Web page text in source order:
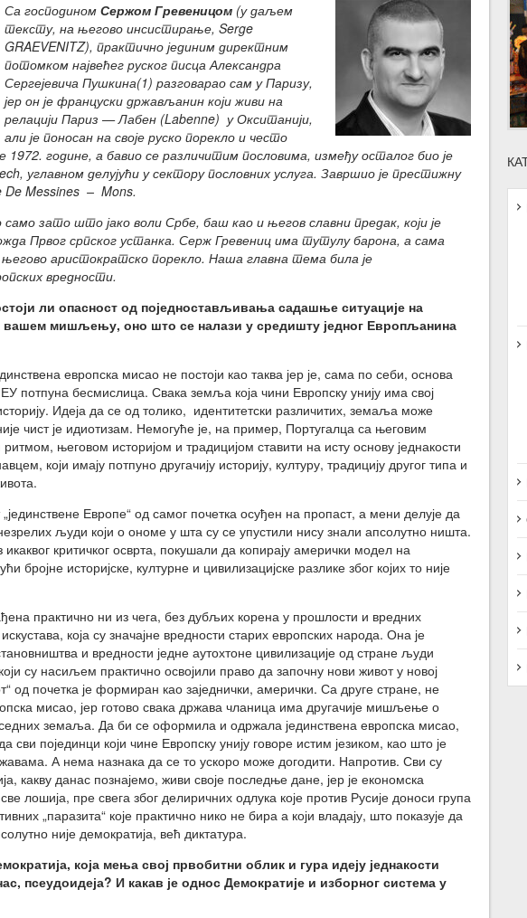
Са господином Сержом Гревеницом (у даљем
тексту, на његово инсистирање, Serge
GRAEVENITZ), практично јединим директним
потомком највећег руског писца Александра
Сергејевича Пушкина(1) разговарао сам у Паризу,
јер он је француски држављанин који живи на
релацији Париз — Лабен (Labenne) у Окситанији,
али је поносан на своје руско порекло и често
1972. године, а бавио се различитим пословима, између осталог био је
углавном делујући у сектору пословних услуга. Завршио је престижну
De Messines – Mons.
само зато што јако воли Србе, баш као и његов славни предак, који је
Првог српског устанка. Серж Гревениц има тутулу барона, а сама
аристократско порекло. Наша главна тема била је
вредности.
ли опасност од поједностављивања садашње ситуације на
вашем мишљењу, оно што се налази у средишту једног Европљанина
европска мисао не постоји као таква јер је, сама по себи, основа
ЕУ потпуна бесмислица. Свака земља која чини Европску унију има свој
Идеја да се од толико, идентитетски различитих, земаља може
чист је идиотизам. Немогуће је, на пример, Португалца са његовим
његовом историјом и традицијом ставити на исту основу једнакости
који имају потпуно другачију историју, културу, традицију другог типа и
Европе“ од самог почетка осуђен на пропаст, а мени делује да
људи који о ономе у шта су се упустили нису знали апсолутно ништа.
критичког осврта, покушали да копирају амерички модел на
бројне историјске, културне и цивилизацијске разлике због којих то није
практично ни из чега, без дубљих корена у прошлости и вредних
која су значајне вредности старих европских народа. Она је
и вредности једне аутохтоне цивилизације од стране људи
су насиљем практично освојили право да започну нови живот у новој
од почетка је формиран као заједнички, амерички. Са друге стране, не
мисао, јер готово свака држава чланица има другачије мишљење о
земаља. Да би се оформила и одржала јединствена европска мисао,
сви појединци који чине Европску унију говоре истим језиком, као што је
А нема назнака да се то ускоро може догодити. Напротив. Сви су
какву данас познајемо, живи своје последње дане, јер је економска
лошија, пре свега због делиричних одлука које против Русије доноси група
„паразита“ које практично нико не бира а који владају, што показује да
није демократија, већ диктатура.
која мења свој првобитни облик и гура идеју једнакости
псеудоидеја? И какав је однос Демократије и изборног система у